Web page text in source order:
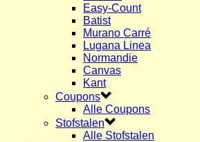
Easy-Count
Batist
Murano Carré
Lugana Linea
Normandie
Canvas
Kant
Coupons
Alle Coupons
Stofstalen
Alle Stofstalen